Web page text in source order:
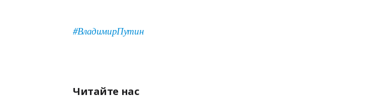
#ВладимирПутин
Читайте нас